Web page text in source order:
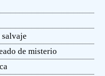
de misterio